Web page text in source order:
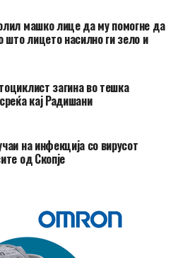
машко лице да му помогне да
што лицето насилно ги зело и
загина во тешка
кај Радишани
на инфекција со вирусот
од Скопје